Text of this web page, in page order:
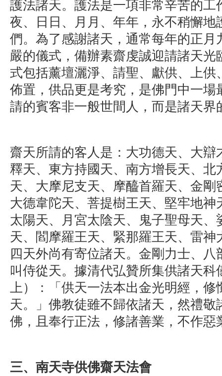
護法諸天。護法是一項非常辛苦的工
夜、日日、月月、年年，永不稍懈地
們。為了感謝諸天，通常每年的正月
嚴的儀式，備辦素齋虔誠迎請諸天
式包括薰壇灑淨、請聖、獻供、上供
佈置，供品更是考究，是佛門中一場
請的賓客非一般世間人，而是諸天界
齋天所請的客人是：大功德天、大辯
釋天、東方持國天、南方增長天、北
天、大摩尼支天、摩醯首羅天、金
大德韋陀天、菩提樹王天、堅牢地神
太陽天、月宮太陰天、鬼子聖母天、
天、閻摩羅王天、緊那羅王天、雷
四天外尚有寄位諸天。金剛力士、
叫侍從天。據清代弘贊所集供諸天科
上）：「供天一法本出金光明經，修
天。」佛教徒雖不歸依諸天，然禮敬
佛，且奉行正法，修諸善業，不作惡
三、南天寺供佛齋天法會